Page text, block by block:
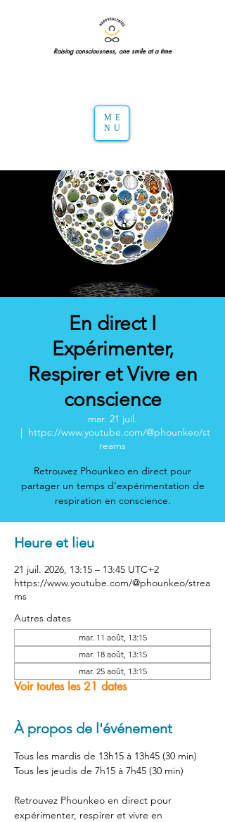
Raising consciousness, one smile at a time
ME
NU
En direct I
Expérimenter,
Respirer et Vivre en
conscience
mar. 21 juil.
  |
https://www.youtube.com/@phounkeo/st
reams
Retrouvez Phounkeo en direct pour
partager un temps d'expérimentation de
respiration en conscience.
Heure et lieu
21 juil. 2026, 13:15 – 13:45 UTC+2
https://www.youtube.com/@phounkeo/strea
ms
Autres dates
mar. 11 août, 13:15
mar. 18 août, 13:15
mar. 25 août, 13:15
Voir toutes les 21 dates
À propos de l'événement
Tous les mardis de 13h15 à 13h45 (30 min)
Tous les jeudis de 7h15 à 7h45 (30 min)
Retrouvez Phounkeo en direct pour
expérimenter, respirer et vivre en